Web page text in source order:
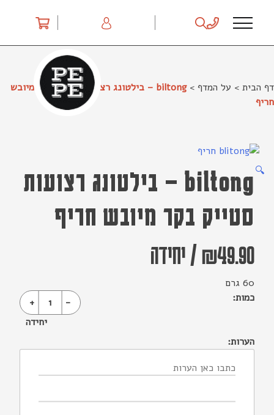
דף הבית > על המדף >
biltong – בילטונג רצועות סטייק בקר מיובש
חריף
🔍
biltong – בילטונג רצועות
סטייק בקר מיובש חריף
₪49.90
/יחידה
60 גרם
כמות:
-
1
+
יחידה
הערות: